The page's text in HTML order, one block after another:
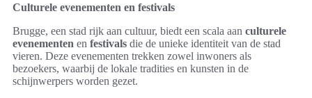
Culturele evenementen en festivals
Brugge, een stad rijk aan cultuur, biedt een scala aan culturele
evenementen en festivals die de unieke identiteit van de stad
vieren. Deze evenementen trekken zowel inwoners als
bezoekers, waarbij de lokale tradities en kunsten in de
schijnwerpers worden gezet.